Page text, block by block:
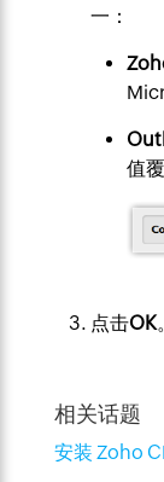
一：
值
点击OK。
相关话题
安装 Zoho